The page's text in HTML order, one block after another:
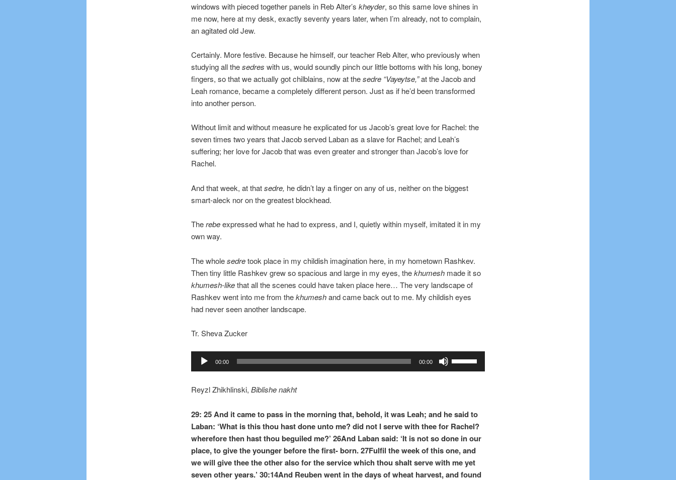
windows with pieced together panels in Reb Alter’s kheyder, so this same love shines in
me now, here at my desk, exactly seventy years later, when I’m already, not to complain,
an agitated old Jew.
Certainly. More festive. Because he himself, our teacher Reb Alter, who previously when
studying all thesedres with us, would soundly pinch our little bottoms with his long, boney
fingers, so that we actually got chilblains, now at thesedre “Vayeytse,”at the Jacob and
Leah romance, became a completely different person. Just as if he’d been transformed
into another person.
Without limit and without measure he explicated for us Jacob’s great love for Rachel: the
seven times two years that Jacob served Laban as a slave for Rachel; and Leah’s
suffering; her love for Jacob that was even greater and stronger than Jacob’s love for
Rachel.
And that week, at thatsedre, he didn’t lay a finger on any of us, neither on the biggest
smart-aleck nor on the greatest blockhead.
Therebeexpressed what he had to express, and I, quietly within myself, imitated it in my
own way.
The wholesedretook place in my childish imagination here, in my hometown Rashkev.
Then tiny little Rashkev grew so spacious and large in my eyes, thekhumeshmade it so
khumesh-likethat all the scenes could have taken place here… The very landscape of
Rashkev went into me from thekhumeshand came back out to me. My childish eyes
had never seen another landscape.
Tr. Sheva Zucker
Audio
Player
00:00 00:00
increase
or
decrease
volume.
Reyzl Zhikhlinski, Biblishe nakht
29: 25 And it came to pass in the morning that, behold, it was Leah; and he said to
Laban: ‘What is this thou hast done unto me? did not I serve with thee for Rachel?
wherefore then hast thou beguiled me?’ 26And Laban said: ‘It is not so done in our
place, to give the younger before the first- born. 27Fulfil the week of this one, and
we will give thee the other also for the service which thou shalt serve with me yet
seven other years.’ 30:14And Reuben went in the days of wheat harvest, and found